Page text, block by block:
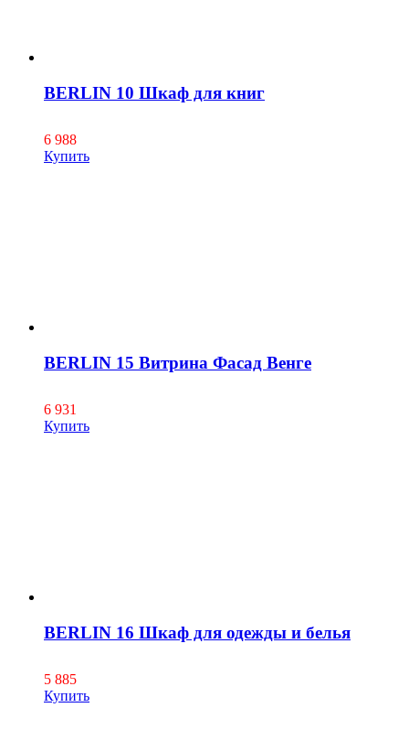
BERLIN 10 Шкаф для книг
6 988
Купить
BERLIN 15 Витрина Фасад Венге
6 931
Купить
BERLIN 16 Шкаф для одежды и белья
5 885
Купить